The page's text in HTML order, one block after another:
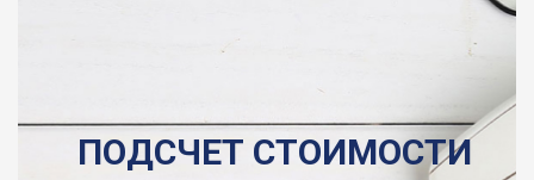
ПОДСЧЕТ СТОИМОСТИ